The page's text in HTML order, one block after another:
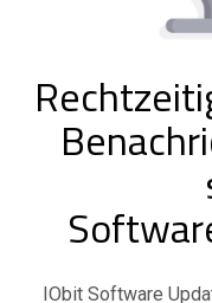
IObit Software